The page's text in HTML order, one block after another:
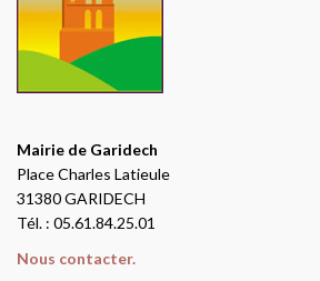
Mairie de Garidech
Place Charles Latieule
31380 GARIDECH
Tél. : 05.61.84.25.01
Nous contacter.